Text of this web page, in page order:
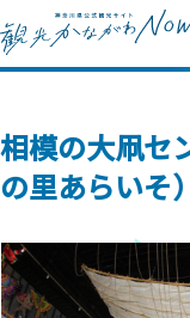
相模の大凧セ
の里あらいそ）